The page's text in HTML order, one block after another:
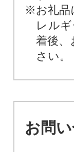
※お礼品
レル
着後、
さい。
お問